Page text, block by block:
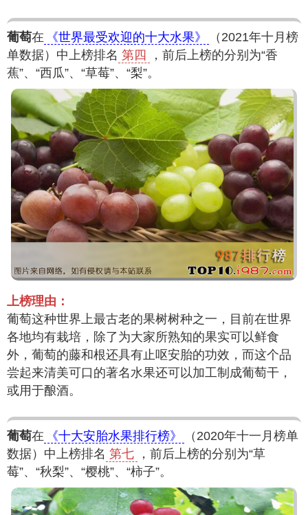
葡萄在 《世界最受欢迎的十大水果》
（2021年十月榜
单数据）中上榜排名 第四
，前后上榜的分别为“香
蕉”、“西瓜”、“草莓”、“梨”。
上榜理由：
葡萄这种世界上最古老的果树树种之一，目前在世界
各地均有栽培，除了为大家所熟知的果实可以鲜食
外，葡萄的藤和根还具有止呕安胎的功效，而这个品
尝起来清美可口的著名水果还可以加工制成葡萄干，
或用于酿酒。
葡萄在 《十大安胎水果排行榜》
（2020年十一月榜单
数据）中上榜排名 第七
，前后上榜的分别为“草
莓”、“秋梨”、“樱桃”、“柿子”。